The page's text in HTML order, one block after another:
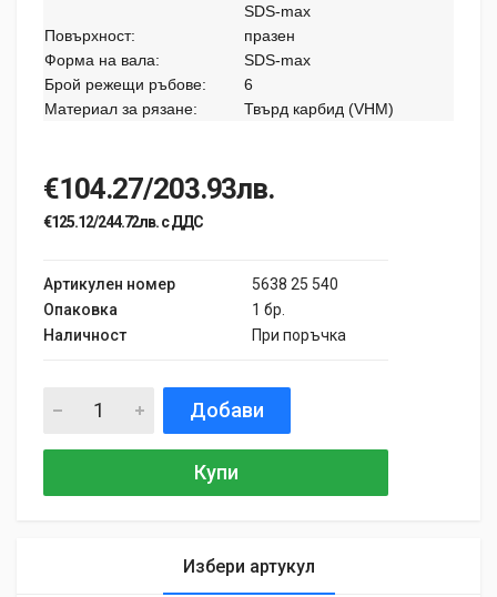
SDS-max
Повърхност:
празен
Форма на вала:
SDS-max
Брой режещи ръбове:
6
Материал за рязане:
Твърд карбид (VHM)
€104.27/203.93лв.
€125.12/244.72лв. с ДДС
Артикулен номер
5638 25 540
Опаковка
1 бр.
Наличност
При поръчка
Добави
Купи
Избери артукул